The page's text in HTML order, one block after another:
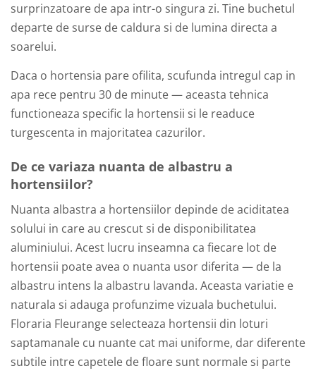
surprinzatoare de apa intr-o singura zi. Tine buchetul
departe de surse de caldura si de lumina directa a
soarelui.
Daca o hortensia pare ofilita, scufunda intregul cap in
apa rece pentru 30 de minute — aceasta tehnica
functioneaza specific la hortensii si le readuce
turgescenta in majoritatea cazurilor.
De ce variaza nuanta de albastru a
hortensiilor?
Nuanta albastra a hortensiilor depinde de aciditatea
solului in care au crescut si de disponibilitatea
aluminiului. Acest lucru inseamna ca fiecare lot de
hortensii poate avea o nuanta usor diferita — de la
albastru intens la albastru lavanda. Aceasta variatie e
naturala si adauga profunzime vizuala buchetului.
Floraria Fleurange selecteaza hortensii din loturi
saptamanale cu nuante cat mai uniforme, dar diferente
subtile intre capetele de floare sunt normale si parte